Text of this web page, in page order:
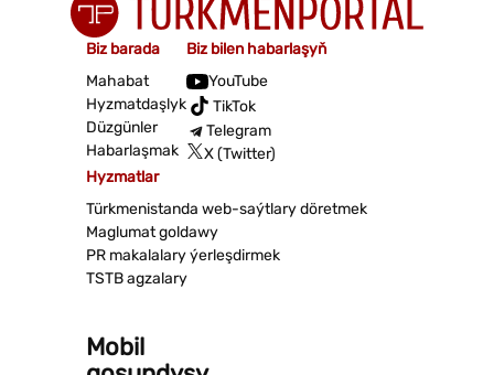
Biz barada
Mahabat
Hyzmatdaşlyk
Düzgünler
Habarlaşmak
Biz bilen habarlaşyň
YouTube
TikTok
Telegram
X (Twitter)
Hyzmatlar
Türkmenistanda web-saýtlary döretmek
Maglumat goldawy
PR makalalary ýerleşdirmek
TSTB agzalary
Mobil